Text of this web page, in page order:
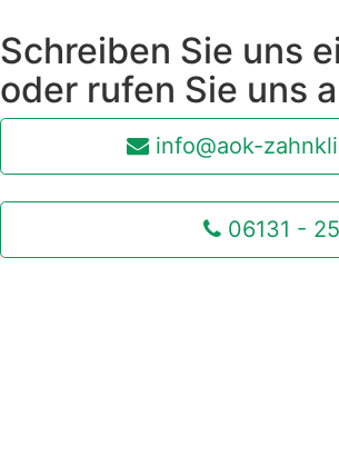
Schreiben Sie uns
oder rufen Sie uns
info@aok-
06131 -